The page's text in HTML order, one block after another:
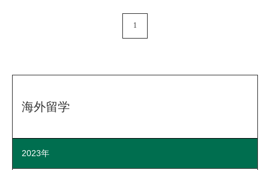
1
海外留学
2023年